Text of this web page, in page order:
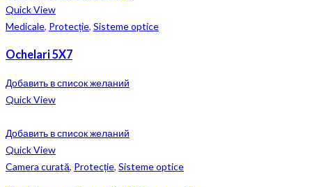
Quick View
Medicale, Protecție, Sisteme optice
Ochelari 5X7
Добавить в список желаний
Quick View
Добавить в список желаний
Quick View
Camera curată, Protecție, Sisteme optice